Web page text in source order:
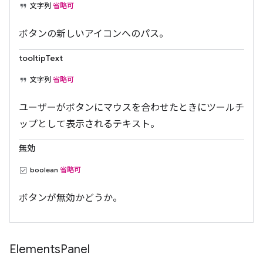
文字列 省略可
ボタンの新しいアイコンへのパス。
tooltipText
文字列 省略可
ユーザーがボタンにマウスを合わせたときにツールチ
ップとして表示されるテキスト。
無効
boolean 省略可
ボタンが無効かどうか。
ElementsPanel